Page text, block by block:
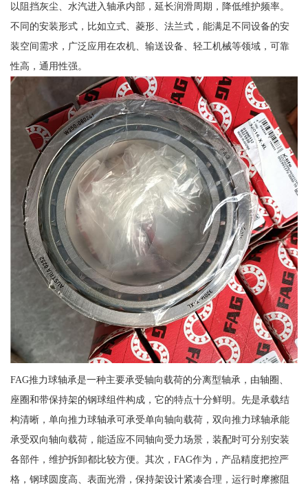
以阻挡灰尘、水汽进入轴承内部，延长润滑周期，降低维护频率。
不同的安装形式，比如立式、菱形、法兰式，能满足不同设备的安
装空间需求，广泛应用在农机、输送设备、轻工机械等领域，可靠
性高，通用性强。
FAG推力球轴承是一种主要承受轴向载荷的分离型轴承，由轴圈、
座圈和带保持架的钢球组件构成，它的特点十分鲜明。先是承载结
构清晰，单向推力球轴承可承受单向轴向载荷，双向推力球轴承能
承受双向轴向载荷，能适应不同轴向受力场景，装配时可分别安装
各部件，维护拆卸都比较方便。其次，FAG作为，产品精度把控严
格，钢球圆度高、表面光滑，保持架设计紧凑合理，运行时摩擦阻